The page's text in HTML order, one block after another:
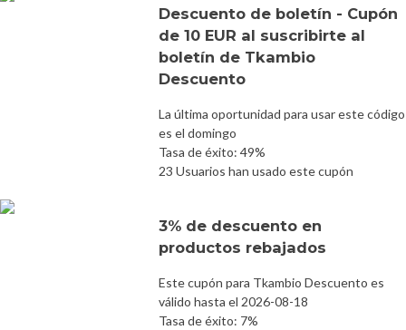
Descuento de boletín - Cupón
de 10 EUR al suscribirte al
boletín de Tkambio
Descuento
La última oportunidad para usar este código
es el domingo
Tasa de éxito: 49%
23 Usuarios han usado este cupón
3% de descuento en
productos rebajados
Este cupón para Tkambio Descuento es
válido hasta el 2026-08-18
Tasa de éxito: 7%